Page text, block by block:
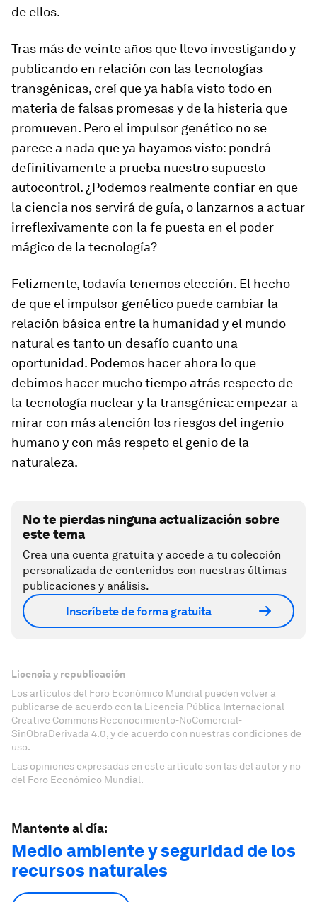
de ellos.
Tras más de veinte años que llevo investigando y
publicando en relación con las tecnologías
transgénicas, creí que ya había visto todo en
materia de falsas promesas y de la histeria que
promueven. Pero el impulsor genético no se
parece a nada que ya hayamos visto: pondrá
definitivamente a prueba nuestro supuesto
autocontrol. ¿Podemos realmente confiar en que
la ciencia nos servirá de guía, o lanzarnos a actuar
irreflexivamente con la fe puesta en el poder
mágico de la tecnología?
Felizmente, todavía tenemos elección. El hecho
de que el impulsor genético puede cambiar la
relación básica entre la humanidad y el mundo
natural es tanto un desafío cuanto una
oportunidad. Podemos hacer ahora lo que
debimos hacer mucho tiempo atrás respecto de
la tecnología nuclear y la transgénica: empezar a
mirar con más atención los riesgos del ingenio
humano y con más respeto el genio de la
naturaleza.
No te pierdas ninguna actualización sobre
este tema
Crea una cuenta gratuita y accede a tu colección
personalizada de contenidos con nuestras últimas
publicaciones y análisis.
Inscríbete de forma gratuita
Licencia y republicación
Los artículos del Foro Económico Mundial pueden volver a
publicarse de acuerdo con la Licencia Pública Internacional
Creative Commons Reconocimiento-NoComercial-
SinObraDerivada 4.0, y de acuerdo con nuestras condiciones de
uso.
Las opiniones expresadas en este artículo son las del autor y no
del Foro Económico Mundial.
Mantente al día:
Medio ambiente y seguridad de los
recursos naturales